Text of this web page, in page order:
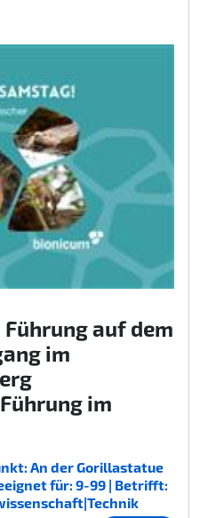
auf dem
im
im
An der Gorillastatue
für: 9-99 | Betrifft: